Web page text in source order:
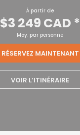
À partir de
$3 249 CAD *
Moy. par personne
RÉSERVEZ MAINTENANT
VOIR L’ITINÉRAIRE